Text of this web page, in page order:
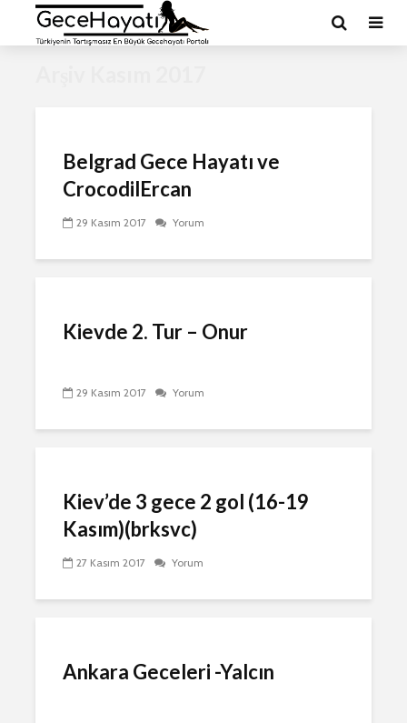
Belgrad Gece Hayatı ve
CrocodilErcan
29 Kasım 2017 Yorum
Kievde 2. Tur – Onur
29 Kasım 2017 Yorum
Kiev’de 3 gece 2 gol (16-19
Kasım)(brksvc)
27 Kasım 2017 Yorum
Ankara Geceleri -Yalcın